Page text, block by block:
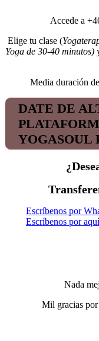
Accede a
Elige tu clase (
Yoga de 30-40 minutos)
Media duración
DATE DE
YOGASOUL
Escríbenos por
Escríbenos por aquí
Nada
Mil gracias